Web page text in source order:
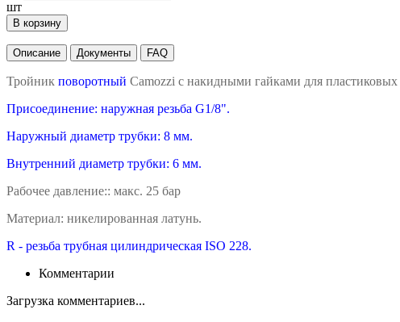
шт
В корзину
Описание Документы FAQ
Тройник поворотный Camozzi с накидными гайками для пластиковых
Присоединение: наружная резьба G1/8".
Наружный диаметр трубки: 8 мм.
Внутренний диаметр трубки: 6 мм.
Рабочее давление:: макс. 25 бар
Материал: никелированная латунь.
R - резьба трубная цилиндрическая ISO 228.
Комментарии
Загрузка комментариев...